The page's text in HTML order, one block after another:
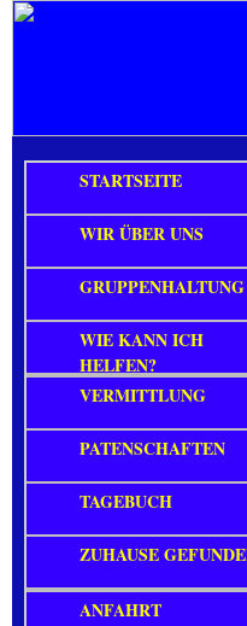
STARTSEITE
WIR ÜBER UNS
GRUPPENHALTUNG
WIE KANN ICH
HELFEN?
VERMITTLUNG
PATENSCHAFTEN
TAGEBUCH
ZUHAUSE
ANFAHRT